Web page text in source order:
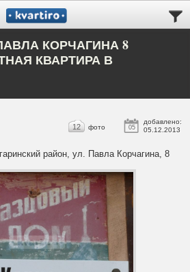
КОРЧАГИНА 8
КВАРТИРА В
05
добавлено:
05.12.2013
12 фото
район, ул. Павла Корчагина, 8